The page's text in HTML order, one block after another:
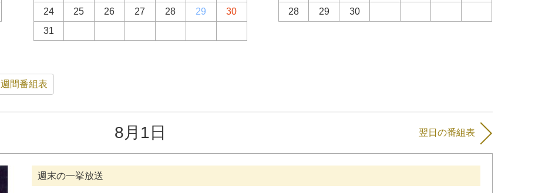
24
25 26 27 28 29
30
31
28
29 30
週間番組表
8月1日 翌日の番組表
週末の一挙放送